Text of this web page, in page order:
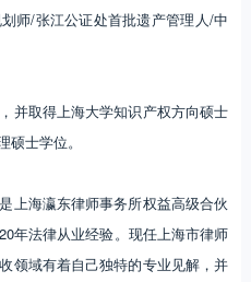
师/张江公证处首批遗产管理人/中
并取得上海大学知识产权方向硕士
士学位。
上海瀛东律师事务所权益高级合伙
年法律从业经验。现任上海市律师
领域有着自己独特的专业见解，并